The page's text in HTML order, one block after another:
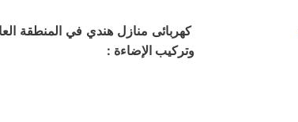
كهربائى منازل هندي في المنطقة
وتركيب الإضاءة :